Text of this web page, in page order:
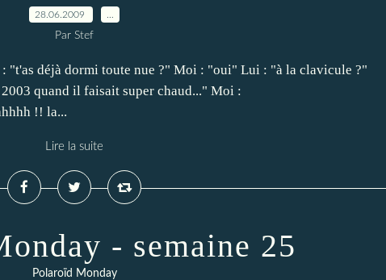
28.06.2009
Par Stef
"t'as déjà dormi toute nue ?" Moi : "oui" Lui : "à la clavicule ?"
quand il faisait super chaud..." Moi :
!! la...
Lire la suite
- semaine 25
Polaroïd Monday